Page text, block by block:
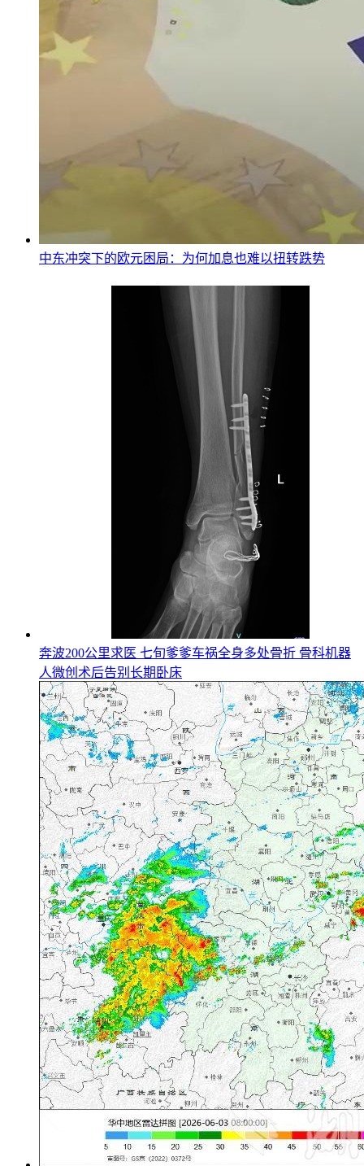
中东冲突下的欧元困局：为何加息也难以扭转跌势
奔波200公里求医 七旬爹爹车祸全身多处骨折 骨科机器
人微创术后告别长期卧床